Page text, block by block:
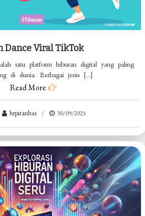
Hiburan
Dance Viral TikTok
satu platform hiburan digital yang paling
di dunia. Berbagai jenis […]
Read More
hrpiranhas 30/09/2025